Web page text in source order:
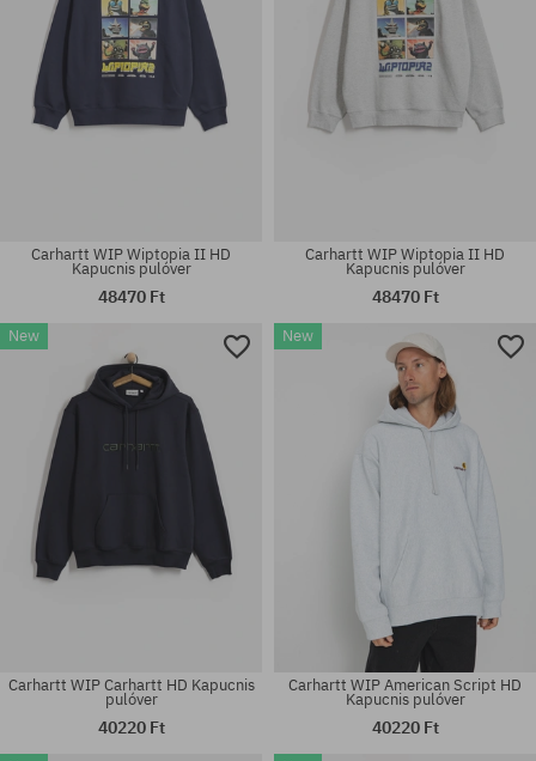
Elérhető méretek:
Elérhető méretek:
Carhartt WIP Wiptopia II HD
Kapucnis pulóver
48470 Ft
Carhartt WIP Wiptopia II HD
Kapucnis pulóver
48470 Ft
New
Carhartt WIP Carhartt HD Kapucnis
pulóver
40220 Ft
New
Carhartt WIP American Script HD
Kapucnis pulóver
40220 Ft